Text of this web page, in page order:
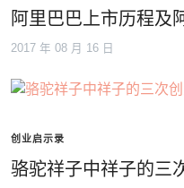
阿里巴巴上市历程及
2017 年 08 月 16 日
创业启示录
骆驼祥子中祥子的三